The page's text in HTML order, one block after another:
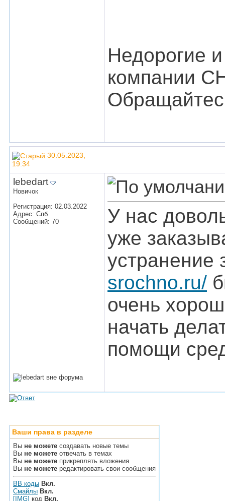
Недорогие
компании
30.05.2023,
19:34
lebedart
Новичок
Регистрация: 02.03.2022
Адрес: Спб
Сообщений: 70
У нас
уже
устранение
srochno.ru/
очень
начать
помощи
Ваши права в разделе
Вы не можете создавать новые темы
Вы не можете отвечать в темах
Вы не можете прикреплять вложения
Вы не можете редактировать свои сообщения
BB коды Вкл.
Смайлы Вкл.
[IMG] код Вкл.